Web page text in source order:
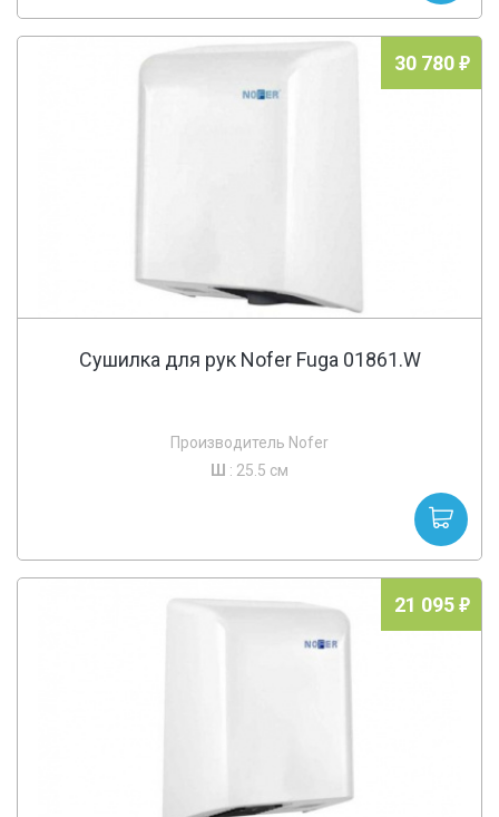
30 780
Сушилка для рук Nofer Fuga 01861.W
Производитель Nofer
Ш : 25.5 см
21 095